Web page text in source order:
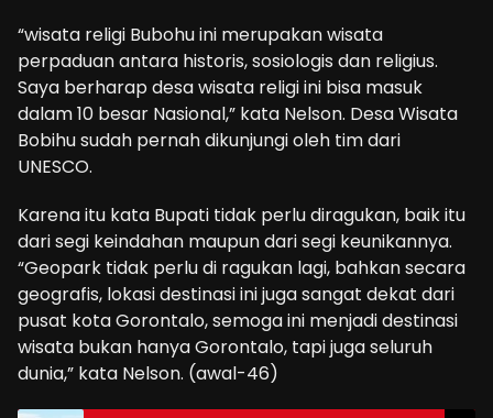
“wisata religi Bubohu ini merupakan wisata
perpaduan antara historis, sosiologis dan religius.
Saya berharap desa wisata religi ini bisa masuk
dalam 10 besar Nasional,” kata Nelson. Desa Wisata
Bobihu sudah pernah dikunjungi oleh tim dari
UNESCO.
Karena itu kata Bupati tidak perlu diragukan, baik itu
dari segi keindahan maupun dari segi keunikannya.
“Geopark tidak perlu di ragukan lagi, bahkan secara
geografis, lokasi destinasi ini juga sangat dekat dari
pusat kota Gorontalo, semoga ini menjadi destinasi
wisata bukan hanya Gorontalo, tapi juga seluruh
dunia,” kata Nelson. (awal-46)